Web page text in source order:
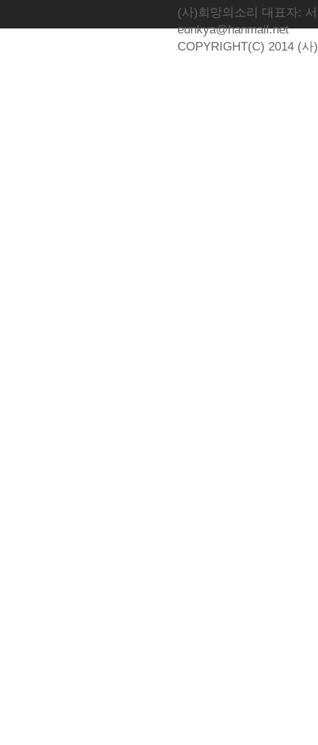
(사)희망의소리 대표자:
eunkya@hanmail.net
COPYRIGHT(C) 2014 (